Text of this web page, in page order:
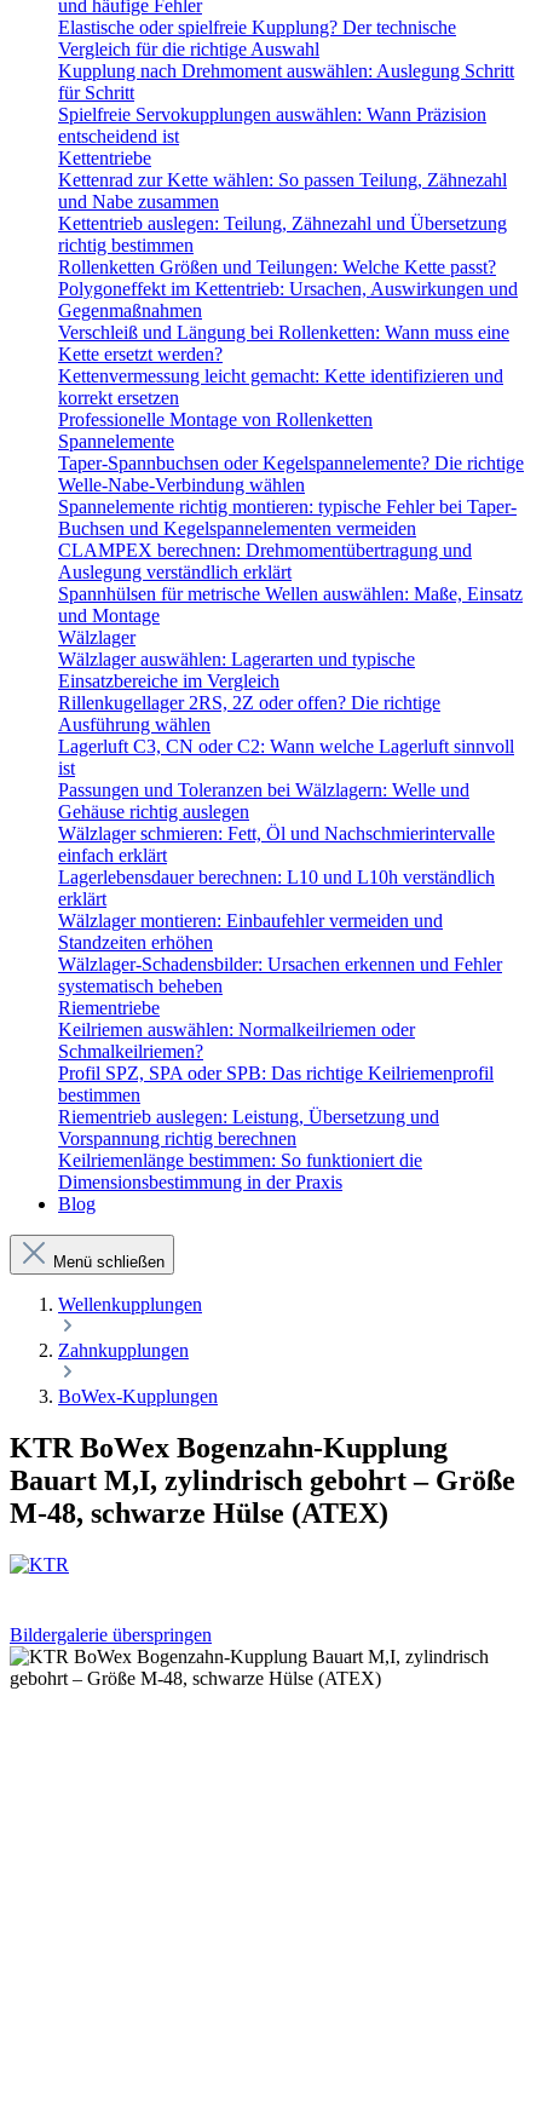
und häufige Fehler
Elastische oder spielfreie Kupplung? Der technische
Vergleich für die richtige Auswahl
Kupplung nach Drehmoment auswählen: Auslegung Schritt
für Schritt
Spielfreie Servokupplungen auswählen: Wann Präzision
entscheidend ist
Kettentriebe
Kettenrad zur Kette wählen: So passen Teilung, Zähnezahl
und Nabe zusammen
Kettentrieb auslegen: Teilung, Zähnezahl und Übersetzung
richtig bestimmen
Rollenketten Größen und Teilungen: Welche Kette passt?
Polygoneffekt im Kettentrieb: Ursachen, Auswirkungen und
Gegenmaßnahmen
Verschleiß und Längung bei Rollenketten: Wann muss eine
Kette ersetzt werden?
Kettenvermessung leicht gemacht: Kette identifizieren und
korrekt ersetzen
Professionelle Montage von Rollenketten
Spannelemente
Taper-Spannbuchsen oder Kegelspannelemente? Die richtige
Welle-Nabe-Verbindung wählen
Spannelemente richtig montieren: typische Fehler bei Taper-
Buchsen und Kegelspannelementen vermeiden
CLAMPEX berechnen: Drehmomentübertragung und
Auslegung verständlich erklärt
Spannhülsen für metrische Wellen auswählen: Maße, Einsatz
und Montage
Wälzlager
Wälzlager auswählen: Lagerarten und typische
Einsatzbereiche im Vergleich
Rillenkugellager 2RS, 2Z oder offen? Die richtige
Ausführung wählen
Lagerluft C3, CN oder C2: Wann welche Lagerluft sinnvoll
ist
Passungen und Toleranzen bei Wälzlagern: Welle und
Gehäuse richtig auslegen
Wälzlager schmieren: Fett, Öl und Nachschmierintervalle
einfach erklärt
Lagerlebensdauer berechnen: L10 und L10h verständlich
erklärt
Wälzlager montieren: Einbaufehler vermeiden und
Standzeiten erhöhen
Wälzlager-Schadensbilder: Ursachen erkennen und Fehler
systematisch beheben
Riementriebe
Keilriemen auswählen: Normalkeilriemen oder
Schmalkeilriemen?
Profil SPZ, SPA oder SPB: Das richtige Keilriemenprofil
bestimmen
Riementrieb auslegen: Leistung, Übersetzung und
Vorspannung richtig berechnen
Keilriemenlänge bestimmen: So funktioniert die
Dimensionsbestimmung in der Praxis
Blog
Menü schließen
Wellenkupplungen
Zahnkupplungen
BoWex-Kupplungen
KTR BoWex Bogenzahn-Kupplung
Bauart M,I, zylindrisch gebohrt – Größe
M-48, schwarze Hülse (ATEX)
Bildergalerie überspringen